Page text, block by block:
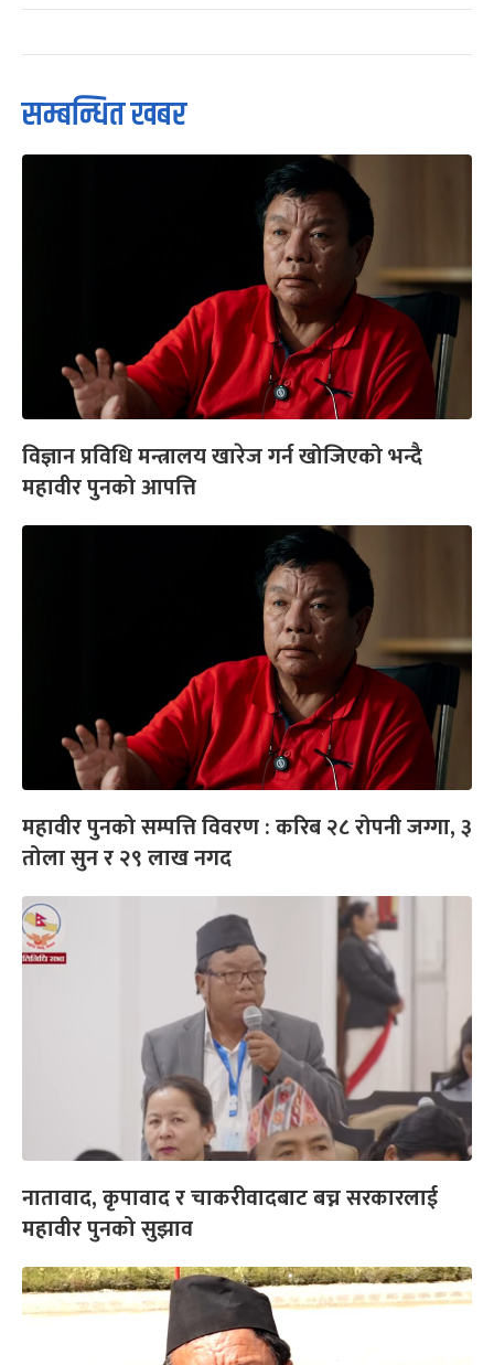
सम्बन्धित खबर
विज्ञान प्रविधि मन्त्रालय खारेज गर्न खोजिएको भन्दै
महावीर पुनको आपत्ति
महावीर पुनको सम्पत्ति विवरण : करिब २८ रोपनी जग्गा, ३
तोला सुन र २९ लाख नगद
नातावाद, कृपावाद र चाकरीवादबाट बच्न सरकारलाई
महावीर पुनको सुझाव